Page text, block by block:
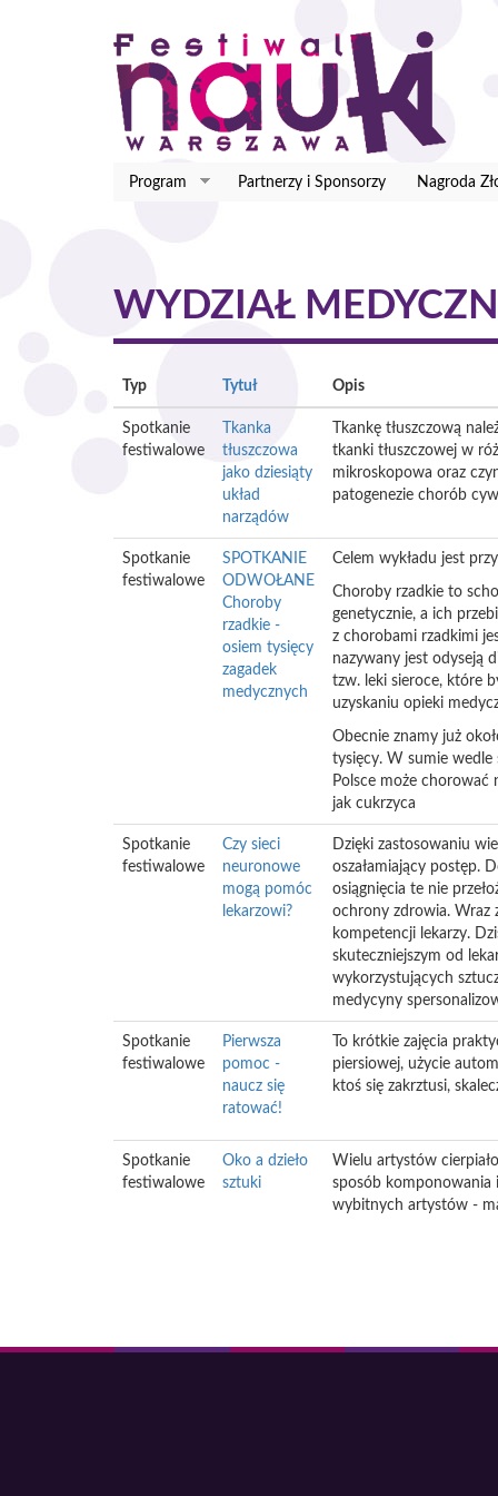
Program Partnerzy i Sponsorzy Nagroda
WYDZIAŁ
Typ Tytuł Opis
Spotkanie
festiwalowe
Tkanka
tłuszczowa
jako dziesiąty
układ
narządów
Tkankę tłuszczową
tkanki tłuszczowej w
mikroskopowa oraz
patogenezie chorób
Spotkanie
festiwalowe
SPOTKANIE
ODWOŁANE
Choroby
rzadkie -
osiem tysięcy
zagadek
medycznych
Celem wykładu jest
Choroby rzadkie to
genetycznie, a ich
z chorobami rzadkimi
nazywany jest odyseją
tzw. leki sieroce, które
uzyskaniu opieki
Obecnie znamy już
tysięcy. W sumie wedle
Polsce może
jak cukrzyca
Spotkanie
festiwalowe
Czy sieci
neuronowe
mogą pomóc
lekarzowi?
Dzięki zastosowaniu
oszałamiający postęp.
osiągnięcia te nie
ochrony zdrowia. Wraz
kompetencji lekarzy.
skuteczniejszym od
wykorzystujących
medycyny
Spotkanie
festiwalowe
Pierwsza
pomoc -
naucz się
ratować!
To krótkie zajęcia
piersiowej, użycie
ktoś się zakrztusi,
Spotkanie
festiwalowe
Oko a dzieło
sztuki
Wielu artystów
sposób komponowania
wybitnych artystów -